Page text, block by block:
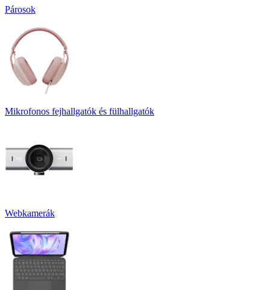
Párosok
Mikrofonos fejhallgatók és fülhallgatók
Webkamerák